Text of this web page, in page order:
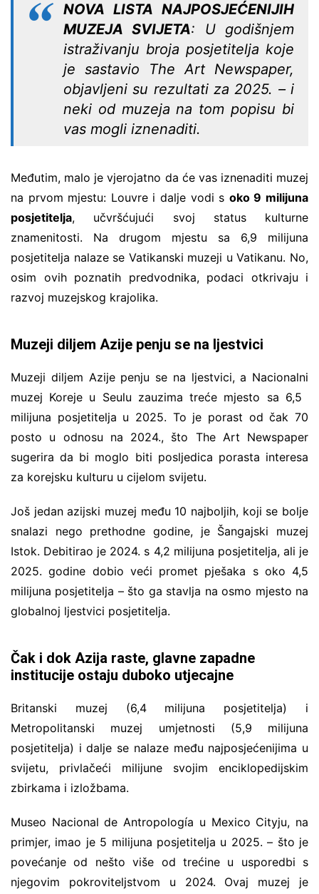
NOVA LISTA NAJPOSJEĆENIJIH
MUZEJA SVIJETA: U godišnjem
istraživanju broja posjetitelja koje
je sastavio The Art Newspaper,
objavljeni su rezultati za 2025. – i
neki od muzeja na tom popisu bi
vas mogli iznenaditi.
Međutim, malo je vjerojatno da će vas iznenaditi muzej
na prvom mjestu: Louvre i dalje vodi s oko 9 milijuna
posjetitelja, učvršćujući svoj status kulturne
znamenitosti. Na drugom mjestu sa 6,9 milijuna
posjetitelja nalaze se Vatikanski muzeji u Vatikanu. No,
osim ovih poznatih predvodnika, podaci otkrivaju i
razvoj muzejskog krajolika.
Muzeji diljem Azije penju se na ljestvici
Muzeji diljem Azije penju se na ljestvici, a Nacionalni
muzej Koreje u Seulu zauzima treće mjesto sa 6,5 ​​
milijuna posjetitelja u 2025. To je porast od čak 70
posto u odnosu na 2024., što The Art Newspaper
sugerira da bi moglo biti posljedica porasta interesa
za korejsku kulturu u cijelom svijetu.
Još jedan azijski muzej među 10 najboljih, koji se bolje
snalazi nego prethodne godine, je Šangajski muzej
Istok. Debitirao je 2024. s 4,2 milijuna posjetitelja, ali je
2025. godine dobio veći promet pješaka s oko 4,5
milijuna posjetitelja – što ga stavlja na osmo mjesto na
globalnoj ljestvici posjetitelja.
Čak i dok Azija raste, glavne zapadne
institucije ostaju duboko utjecajne
Britanski muzej (6,4 milijuna posjetitelja) i
Metropolitanski muzej umjetnosti (5,9 milijuna
posjetitelja) i dalje se nalaze među najposjećenijima u
svijetu, privlačeći milijune svojim enciklopedijskim
zbirkama i izložbama.
Museo Nacional de Antropología u Mexico Cityju, na
primjer, imao je 5 milijuna posjetitelja u 2025. – što je
povećanje od nešto više od trećine u usporedbi s
njegovim pokroviteljstvom u 2024. Ovaj muzej je